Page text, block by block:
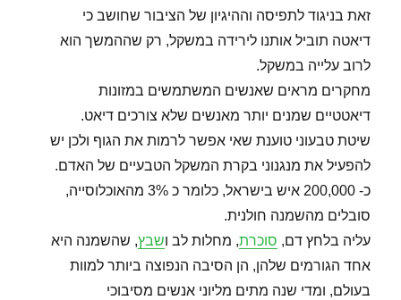
זאת בניגוד לתפיסה וההיגיון של הציבור שחושב כי
דיאטה תוביל אותנו לירידה במשקל, רק שההמשך הוא
לרוב עלייה במשקל.
מחקרים מראים שאנשים המשתמשים במזונות
דיאטטיים שמנים יותר מאנשים שלא צורכים דיאט.
שיטת טבעוני טוענת שאי אפשר לרמות את הגוף ולכן יש
להפעיל את מנגנוני בקרת המשקל הטבעיים של האדם.
כ- 200,000 איש בישראל, כלומר כ 3% מהאוכלוסייה,
סובלים מהשמנה חולנית.
עליה בלחץ דם, סוכרת, מחלות לב ושבץ, שהשמנה היא
אחד הגורמים שלהן, הן הסיבה הנפוצה ביותר למוות
בעולם, ומדי שנה מתים מליוני אנשים מסיבוכי